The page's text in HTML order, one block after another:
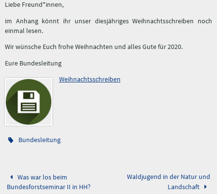
Liebe Freund*innen,
im Anhang könnt ihr unser diesjähriges Weihnachtsschreiben noch
einmal lesen.
Wir wünsche Euch frohe Weihnachten und alles Gute für 2020.
Eure Bundesleitung
Weihnachtsschreiben
Bundesleitung.
Was war los beim
Bundesforstseminar II in HH?
Waldjugend in der Natur und
Landschaft